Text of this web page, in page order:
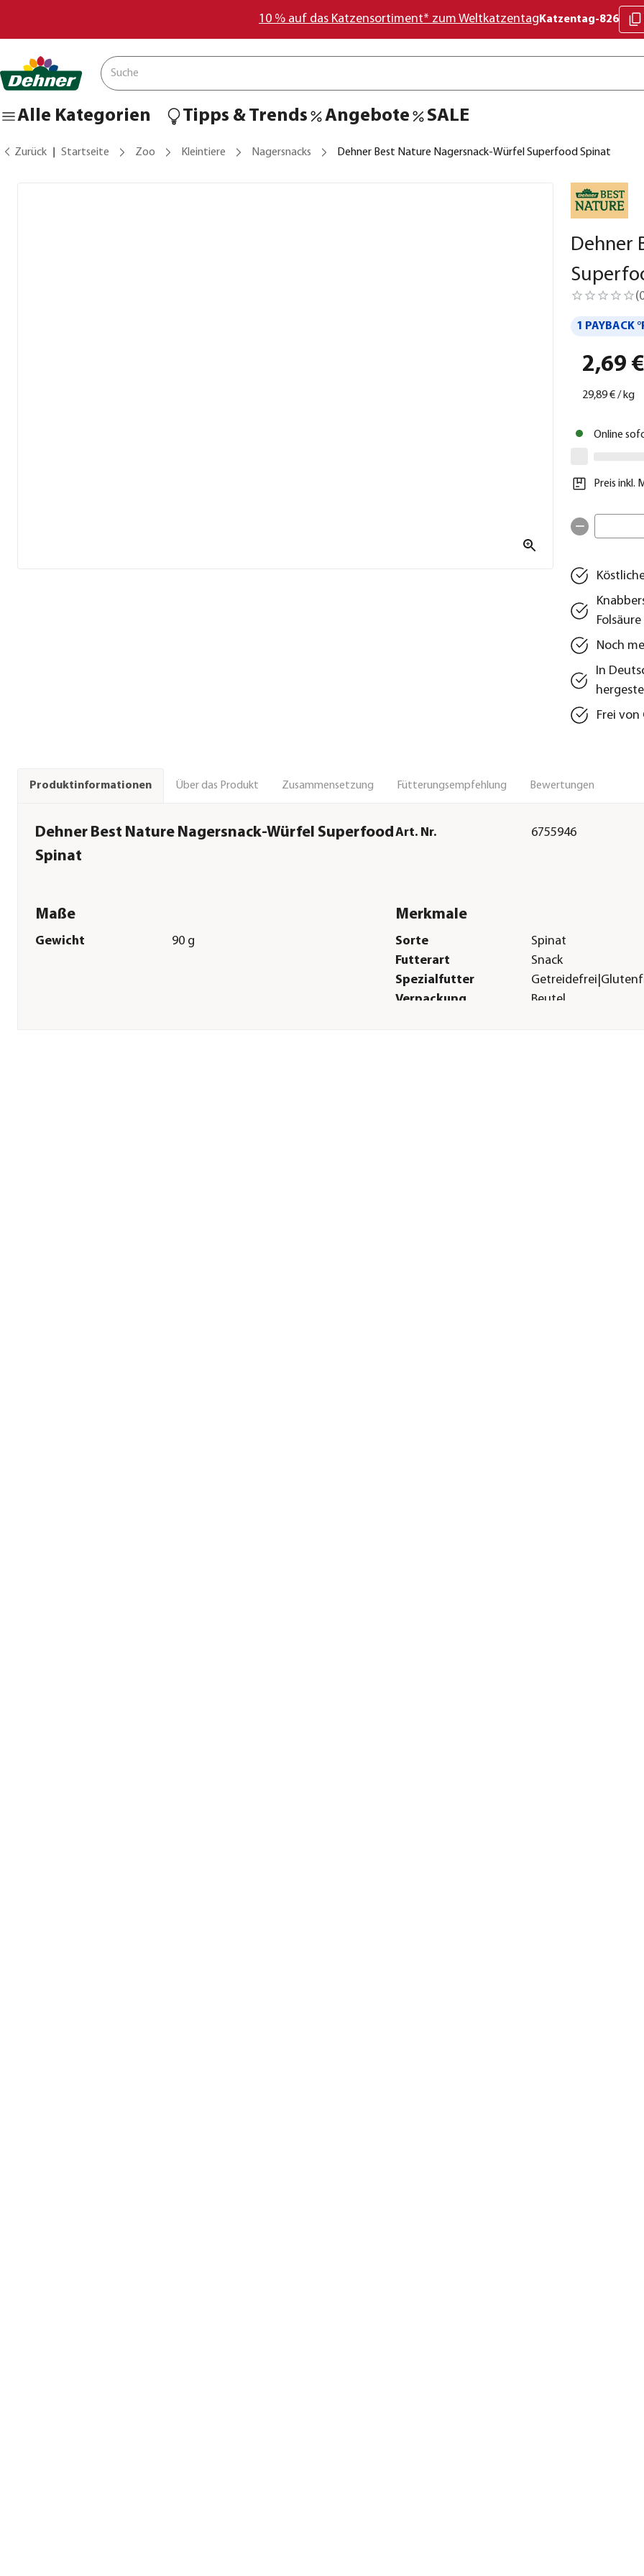
10 % auf das Katzensortiment* zum Weltkatzentag Katzentag-826
Alle Kategorien Tipps & Trends Angebote SALE
Zurück Startseite Zoo Kleintiere Nagersnacks Dehner Best Nature Nagersnack-Würfel Superfood Spinat
Dehner
(
1 PAYBACK
2,69 €
29,89 €/ kg
Online
Preis inkl.
Folsäure
Noch
In
Frei
Produktinformationen Über das Produkt Zusammensetzung Fütterungsempfehlung Bewertungen
Dehner Best Nature Nagersnack-Würfel Superfood
Spinat
Art. Nr. 6755946
Maße
Gewicht 90 g
Merkmale
Sorte
Spinat
Futterart
Snack
Spezialfutter
Verpackung
Beutel